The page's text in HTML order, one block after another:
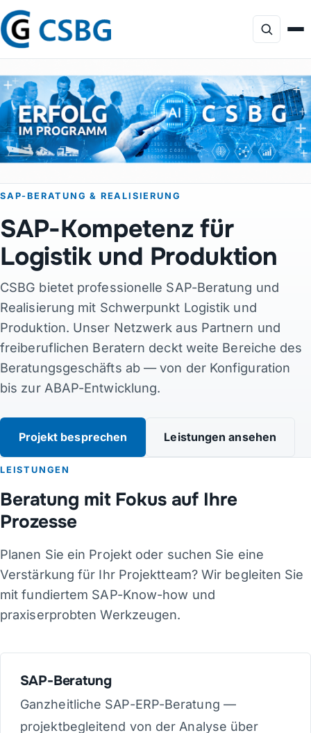
Focus
Dienstleistungen
KI-Beratung
Projekte
Produkte
Kontakt
Links
DE · EN · DA · JA
SAP-BERATUNG & REALISIERUNG
SAP-Kompetenz für
Logistik und Produktion
CSBG bietet professionelle SAP-Beratung und
Realisierung mit Schwerpunkt Logistik und
Produktion. Unser Netzwerk aus Partnern und
freiberuflichen Beratern deckt weite Bereiche des
Beratungsgeschäfts ab — von der Konfiguration
bis zur ABAP-Entwicklung.
Projekt besprechen Leistungen ansehen
LEISTUNGEN
Beratung mit Fokus auf Ihre
Prozesse
Planen Sie ein Projekt oder suchen Sie eine
Verstärkung für Ihr Projektteam? Wir begleiten Sie
mit fundiertem SAP-Know-how und
praxiserprobten Werkzeugen.
SAP-Beratung
Ganzheitliche SAP-ERP-Beratung —
projektbegleitend von der Analyse über